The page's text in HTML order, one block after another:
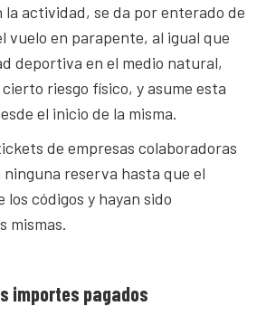
actividad, se da por enterado de
vuelo en parapente, al igual que
deportiva en el medio natural,
riesgo físico, y asume esta
el inicio de la misma.
de empresas colaboradoras
reserva hasta que el
códigos y hayan sido
mismas.
importes pagados